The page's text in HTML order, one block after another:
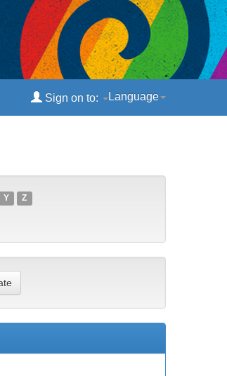
Language
Sign on to:
Y Z